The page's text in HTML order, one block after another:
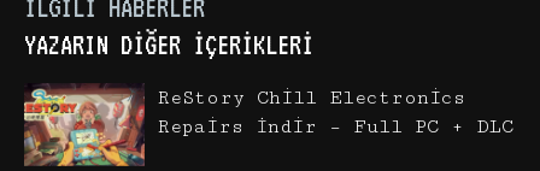
İLGILI HABERLER
YAZARIN DIĞER İÇERIKLERI
ReStory Chill Electronics
Repairs İndir – Full PC + DLC